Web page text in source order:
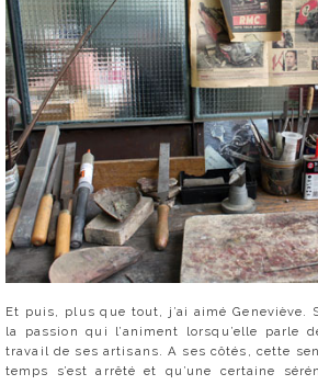
Et puis, plus que tout, j’ai aimé Geneviève.
la passion qui l’animent lorsqu’elle parle
travail de ses artisans. A ses côtés, cette
temps s’est arrêté et qu’une certaine